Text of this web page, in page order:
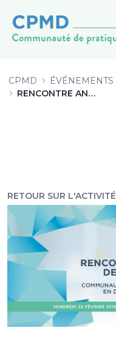
CPMD ÉVÉNEMENTS
RENCONTRE ANNUELLE 2019
RETOUR SUR L'ACTIVITÉ